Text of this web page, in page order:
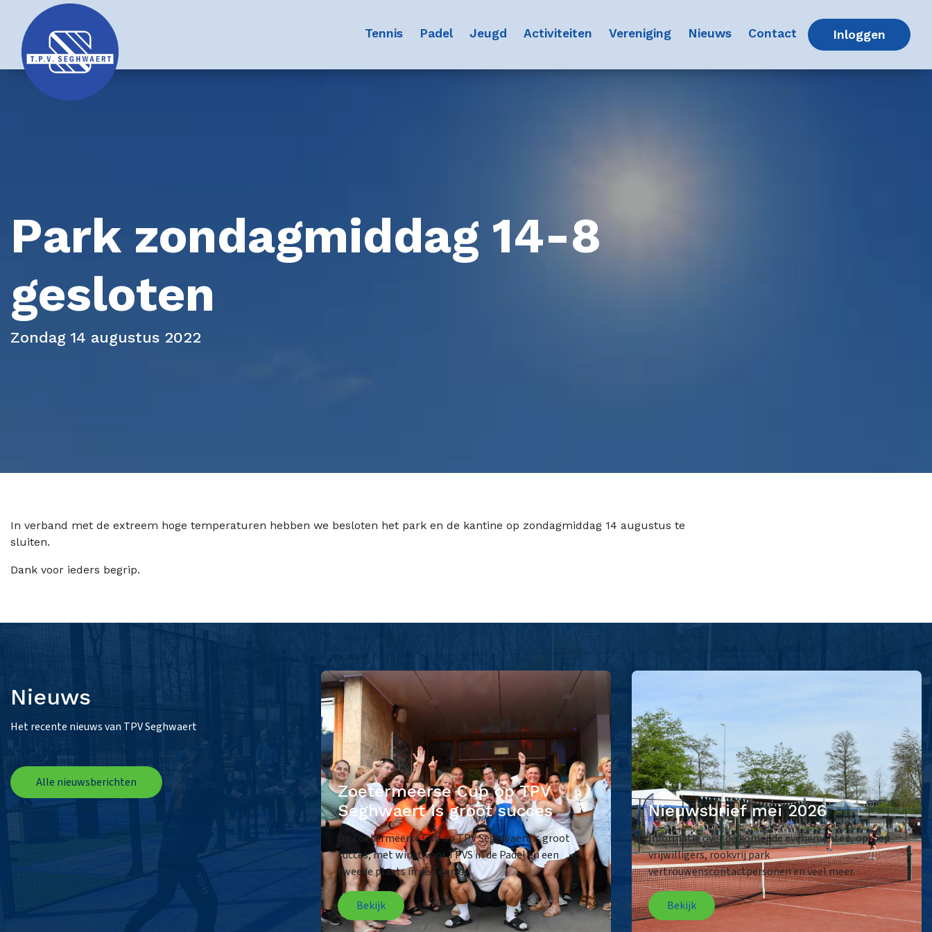
Tennis(current)
Padel(current)
Jeugd (current)
Activiteiten (current)
Vereniging(current)
Nieuws(current)
Contact (current)Inloggen
Park zondagmiddag 14-8
gesloten
Zondag 14 augustus 2022
In verband met de extreem hoge temperaturen hebben we besloten het park en de kantine op zondagmiddag 14 augustus te
sluiten.
Dank voor ieders begrip.
Nieuws
Het recente nieuws van TPV Seghwaert
Alle nieuwsberichten
Zoetermeerse Cup op TPV
Seghwaert is groot succes
De Zoetermeerse Cup op TPV Seghwaert is groot
succes, met winst voor TPVS in de Padel en een
tweede plaats in de Tennis.
Bekijk
Nieuwsbrief mei 2026
Informatie over de komende evenementen, oproep
vrijwilligers, rookvrij park
vertrouwenscontactpersonen en veel meer.
Bekijk